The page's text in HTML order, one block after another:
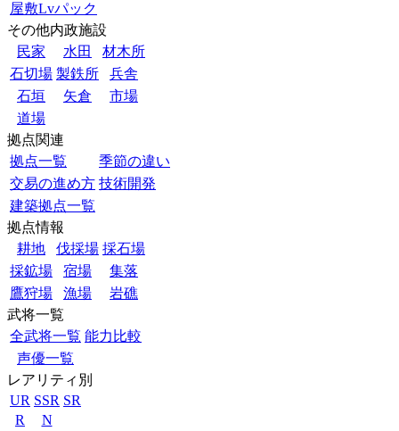
屋敷Lvパック
その他内政施設
民家
水田
材木所
石切場 製鉄所
兵舎
石垣
矢倉
市場
道場
拠点関連
拠点一覧
季節の違い
交易の進め方 技術開発
建築拠点一覧
拠点情報
耕地
伐採場 採石場
採鉱場
宿場
集落
鷹狩場
漁場
岩礁
武将一覧
全武将一覧 能力比較
声優一覧
レアリティ別
UR SSR SR
R
N